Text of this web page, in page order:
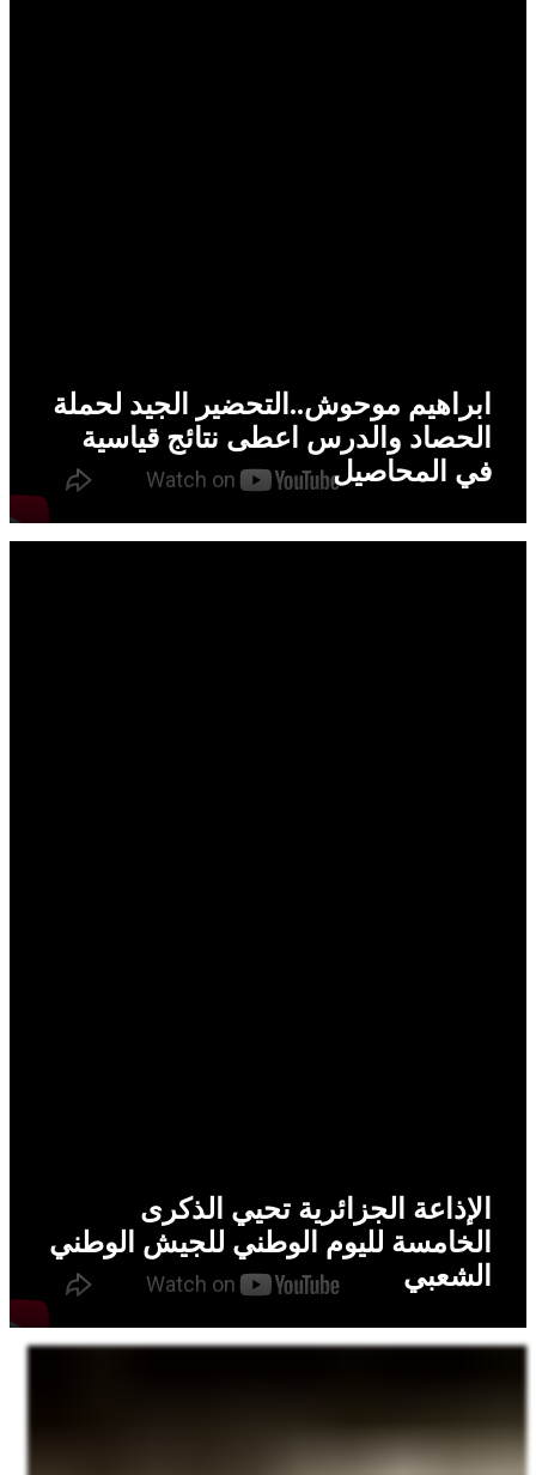
ابراهيم موحوش..التحضير الجيد لحملة
الحصاد والدرس اعطى نتائج قياسية
في المحاصيل
الإذاعة الجزائرية تحيي الذكرى
الخامسة لليوم الوطني للجيش الوطني
الشعبي